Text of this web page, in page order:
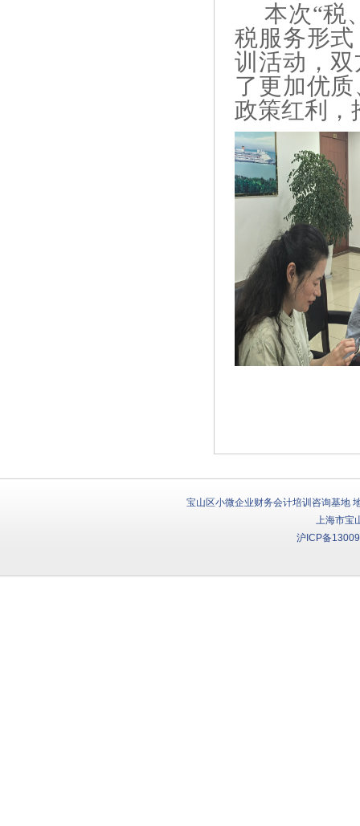
本次“税
税服务形
训活动，
了更加优
政策红利，
宝山区小微企业财务会计培训咨询基地
上海市宝
沪ICP备